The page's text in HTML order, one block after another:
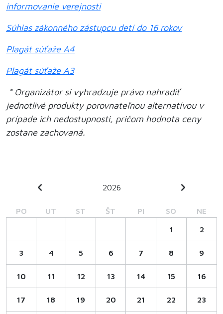
informovanie verejnosti
Súhlas zákonného zástupcu detí do 16 rokov
Plagát súťaže A4
Plagát súťaže A3
* Organizátor si vyhradzuje právo nahradiť
jednotlivé produkty porovnateľnou alternatívou v
prípade ich nedostupnosti, pričom hodnota ceny
zostane zachovaná.
2026
PO UT ST ŠT PI SO NE
1 2
3 4 5 6 7 8 9
10 11 12 13 14 15 16
17 18 19 20 21 22 23